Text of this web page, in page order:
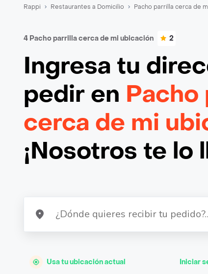
Rappi Restaurantes a Domicilio Pacho parrilla cerca de
4 Pacho parrilla cerca de mi ubicación 2
Ingresa tu
pedir en Pacho
cerca de mi
¡Nosotros te lo
Usa tu ubicación actual Iniciar